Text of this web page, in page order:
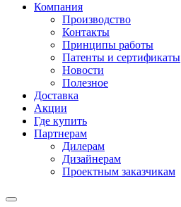
Компания
Производство
Контакты
Принципы работы
Патенты и сертификаты
Новости
Полезное
Доставка
Акции
Где купить
Партнерам
Дилерам
Дизайнерам
Проектным заказчикам